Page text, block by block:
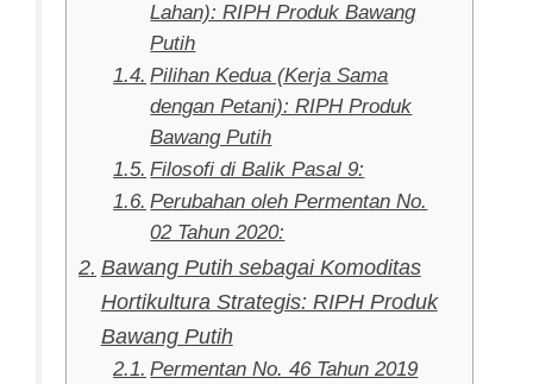
Lahan): RIPH Produk Bawang
Putih
Pilihan Kedua (Kerja Sama
dengan Petani): RIPH Produk
Bawang Putih
Filosofi di Balik Pasal 9:
Perubahan oleh Permentan No.
02 Tahun 2020:
Bawang Putih sebagai Komoditas
Hortikultura Strategis: RIPH Produk
Bawang Putih
Permentan No. 46 Tahun 2019